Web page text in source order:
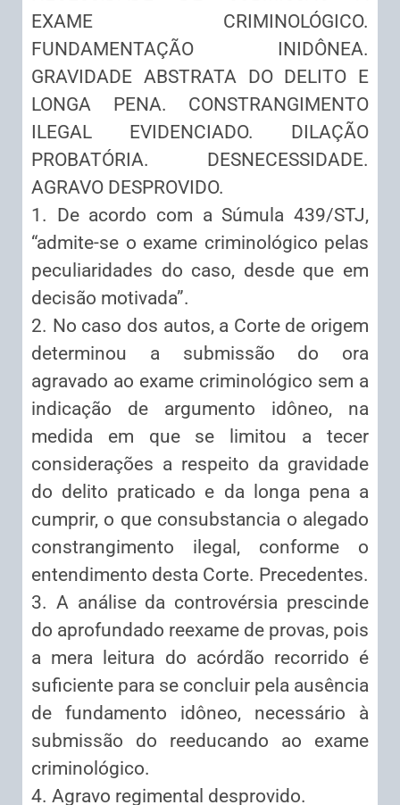
EXAME CRIMINOLÓGICO.
FUNDAMENTAÇÃO INIDÔNEA.
GRAVIDADE ABSTRATA DO DELITO E
LONGA PENA. CONSTRANGIMENTO
ILEGAL EVIDENCIADO. DILAÇÃO
PROBATÓRIA. DESNECESSIDADE.
AGRAVO DESPROVIDO.
1. De acordo com a Súmula 439/STJ,
“admite-se o exame criminológico pelas
peculiaridades do caso, desde que em
decisão motivada”.
2. No caso dos autos, a Corte de origem
determinou a submissão do ora
agravado ao exame criminológico sem a
indicação de argumento idôneo, na
medida em que se limitou a tecer
considerações a respeito da gravidade
do delito praticado e da longa pena a
cumprir, o que consubstancia o alegado
constrangimento ilegal, conforme o
entendimento desta Corte. Precedentes.
3. A análise da controvérsia prescinde
do aprofundado reexame de provas, pois
a mera leitura do acórdão recorrido é
suficiente para se concluir pela ausência
de fundamento idôneo, necessário à
submissão do reeducando ao exame
criminológico.
4. Agravo regimental desprovido.